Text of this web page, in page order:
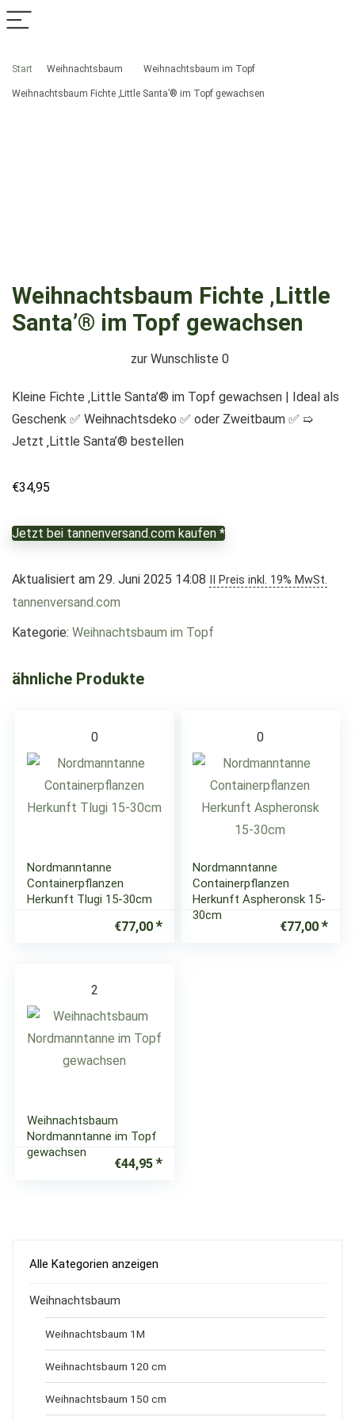
Start Weihnachtsbaum Weihnachtsbaum im Topf
Weihnachtsbaum Fichte ‚Little Santa’® im Topf gewachsen
Weihnachtsbaum Fichte ‚Little
Santa’® im Topf gewachsen
zur Wunschliste 0
Kleine Fichte ‚Little Santa’® im Topf gewachsen | Ideal als
Geschenk ✅ Weihnachtsdeko ✅ oder Zweitbaum ✅ ➯
Jetzt ‚Little Santa’® bestellen
€34,95
Jetzt bei tannenversand.com kaufen *
Aktualisiert am 29. Juni 2025 14:08 II Preis inkl. 19% MwSt.
tannenversand.com
Kategorie: Weihnachtsbaum im Topf
ähnliche Produkte
0
Nordmanntanne
Containerpflanzen
Herkunft Tlugi 15-30cm
€77,00
0
Nordmanntanne
Containerpflanzen
Herkunft Aspheronsk 15-
30cm
€77,00
2
Weihnachtsbaum
Nordmanntanne im Topf
gewachsen
€44,95
Alle Kategorien anzeigen
Weihnachtsbaum
Weihnachtsbaum 1M
Weihnachtsbaum 120 cm
Weihnachtsbaum 150 cm